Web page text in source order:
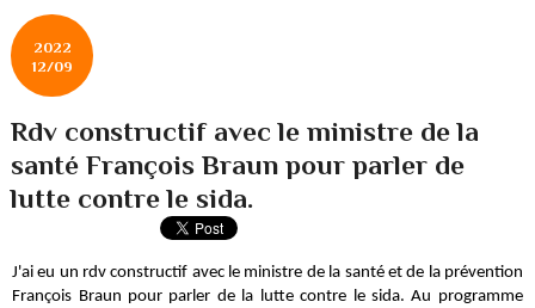
2022
12/09
Rdv constructif avec le ministre de la
santé François Braun pour parler de
lutte contre le sida.
J'ai eu un rdv constructif avec le ministre de la santé et de la prévention
François Braun pour parler de la lutte contre le sida. Au programme